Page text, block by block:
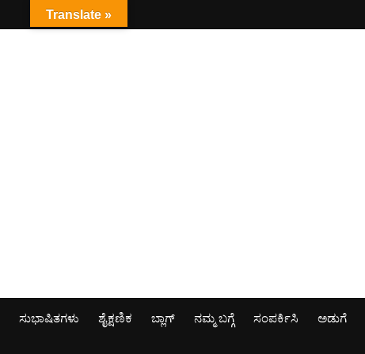
ಸುಭಾಷಿತಗಳು ಶೈಕ್ಷಣಿಕ ಬ್ಲಾಗ್ ನಮ್ಮ ಬಗ್ಗೆ ಸಂಪರ್ಕಿಸಿ ಅಡುಗೆ
Translate »